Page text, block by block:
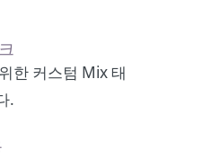
한 커스텀 Mix 태
.